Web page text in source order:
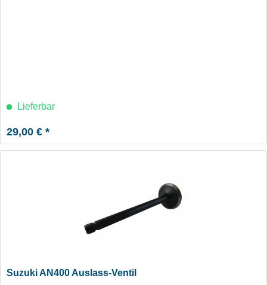
Lieferbar
29,00 € *
Suzuki AN400 Auslass-Ventil